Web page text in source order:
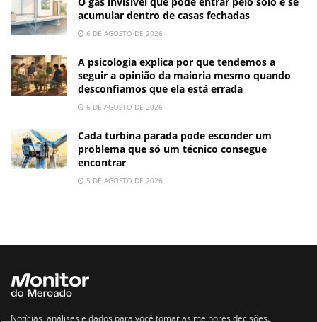
acumular dentro de casas fechadas
6 DE AGOSTO DE 2026
A psicologia explica por que tendemos a
seguir a opinião da maioria mesmo quando
desconfiamos que ela está errada
6 DE AGOSTO DE 2026
Cada turbina parada pode esconder um
problema que só um técnico consegue
encontrar
5 DE AGOSTO DE 2026
Notícias, análises e dados para você tomar as melhores decisões.